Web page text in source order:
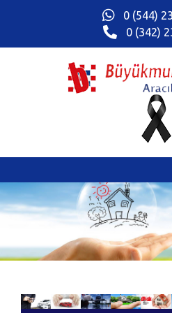
0 (544)
0 (342)